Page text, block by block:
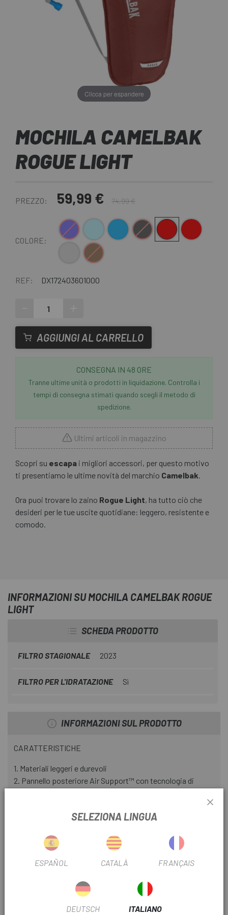
Clicca per espandere
MOCHILA CAMELBAK
ROGUE LIGHT
PREZZO: 59,99 € 74,99 €
COLORE:
Blu AzzurroBlu verdeNero-GrigioRossorosso bianco
Grigio chiaroMarrone
REF: DX172403601000
AGGIUNGI AL CARRELLO
CONSEGNA IN 48 ORE
Tranne ultime unità o prodotti in liquidazione. Controlla i
tempi di consegna stimati quando scegli il metodo di
spedizione.
Ultimi articoli in magazzino
Scopri su escapa i migliori accessori, per questo motivo
ti presentiamo le ultime novità del marchio Camelbak.
Ora puoi trovare lo zaino Rogue Light, ha tutto ciò che
desideri per le tue uscite quotidiane: leggero, resistente e
comodo.
INFORMAZIONI SU MOCHILA CAMELBAK ROGUE
LIGHT
SCHEDA PRODOTTO
FILTRO STAGIONALE 2023
FILTRO PER L'IDRATAZIONE Sì
INFORMAZIONI SUL PRODOTTO
CARATTERISTICHE
1. Materiali leggeri e durevoli
2. Pannello posteriore Air Support™ con tecnologia di
4. Organizzatore degli attrezzi incluso
6. Riflettente
ADATTO ALLE DONNE
Lo zaino Camelbak per donne utilizza la tecnologia di
mappatura corporea per una vestibilità su misura e
un'ottima ventilazione.
SELEZIONA LINGUA
ESPAÑOL CATALÀ FRANÇAIS
DEUTSCH ITALIANO